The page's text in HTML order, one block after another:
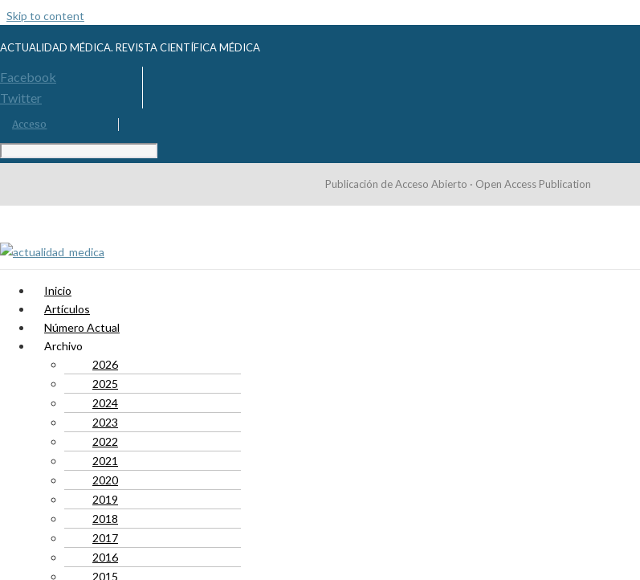
Skip to content
ACTUALIDAD MÉDICA. REVISTA CIENTÍFICA MÉDICA
Facebook
Twitter
Acceso
Publicación de Acceso Abierto · Open Access Publication
Inicio
Artículos
Número Actual
Archivo
2026
2025
2024
2023
2022
2021
2020
2019
2018
2017
2016
2015